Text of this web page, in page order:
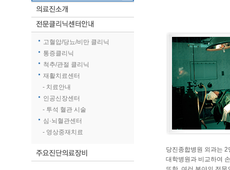
고혈압/당뇨/비만 클리닉
통증클리닉
척추/관절 클리닉
재활치료센터
- 치료안내
인공신장센터
- 투석 혈관 시술
심·뇌혈관센터
- 영상중재치료
당진종합병원 외과는
대학병원과 비교하여